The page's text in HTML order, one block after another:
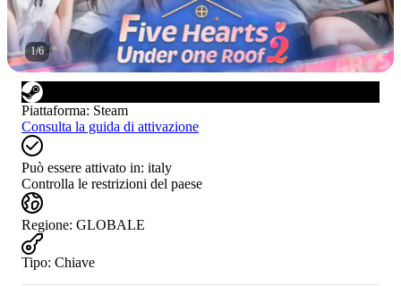
1/6
Piattaforma: Steam
Consulta la guida di attivazione
Può essere attivato in: italy
Controlla le restrizioni del paese
Regione: GLOBALE
Tipo: Chiave